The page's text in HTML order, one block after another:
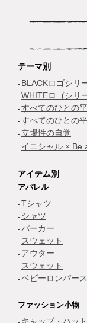
テーマ別
BLACKロゴシリ
WHITEロゴシリ
すべてのひとの
すべてのひとの
立場性の自覚
イニシャル × Be
アイテム別
アパレル
Tシャツ
シャツ
パーカー
スウェット
アウター
スウェット
ベビーロンパース
ファッション小物